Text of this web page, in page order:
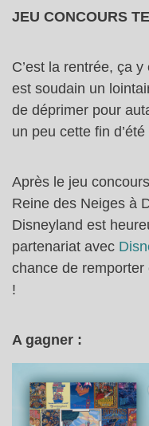
JEU CONCOURS
C’est la rentrée, ça
est soudain un
de déprimer pour
un peu cette fin
Après le jeu
Reine des Neiges à
Disneyland est
partenariat avec
chance de
!
A gagner :